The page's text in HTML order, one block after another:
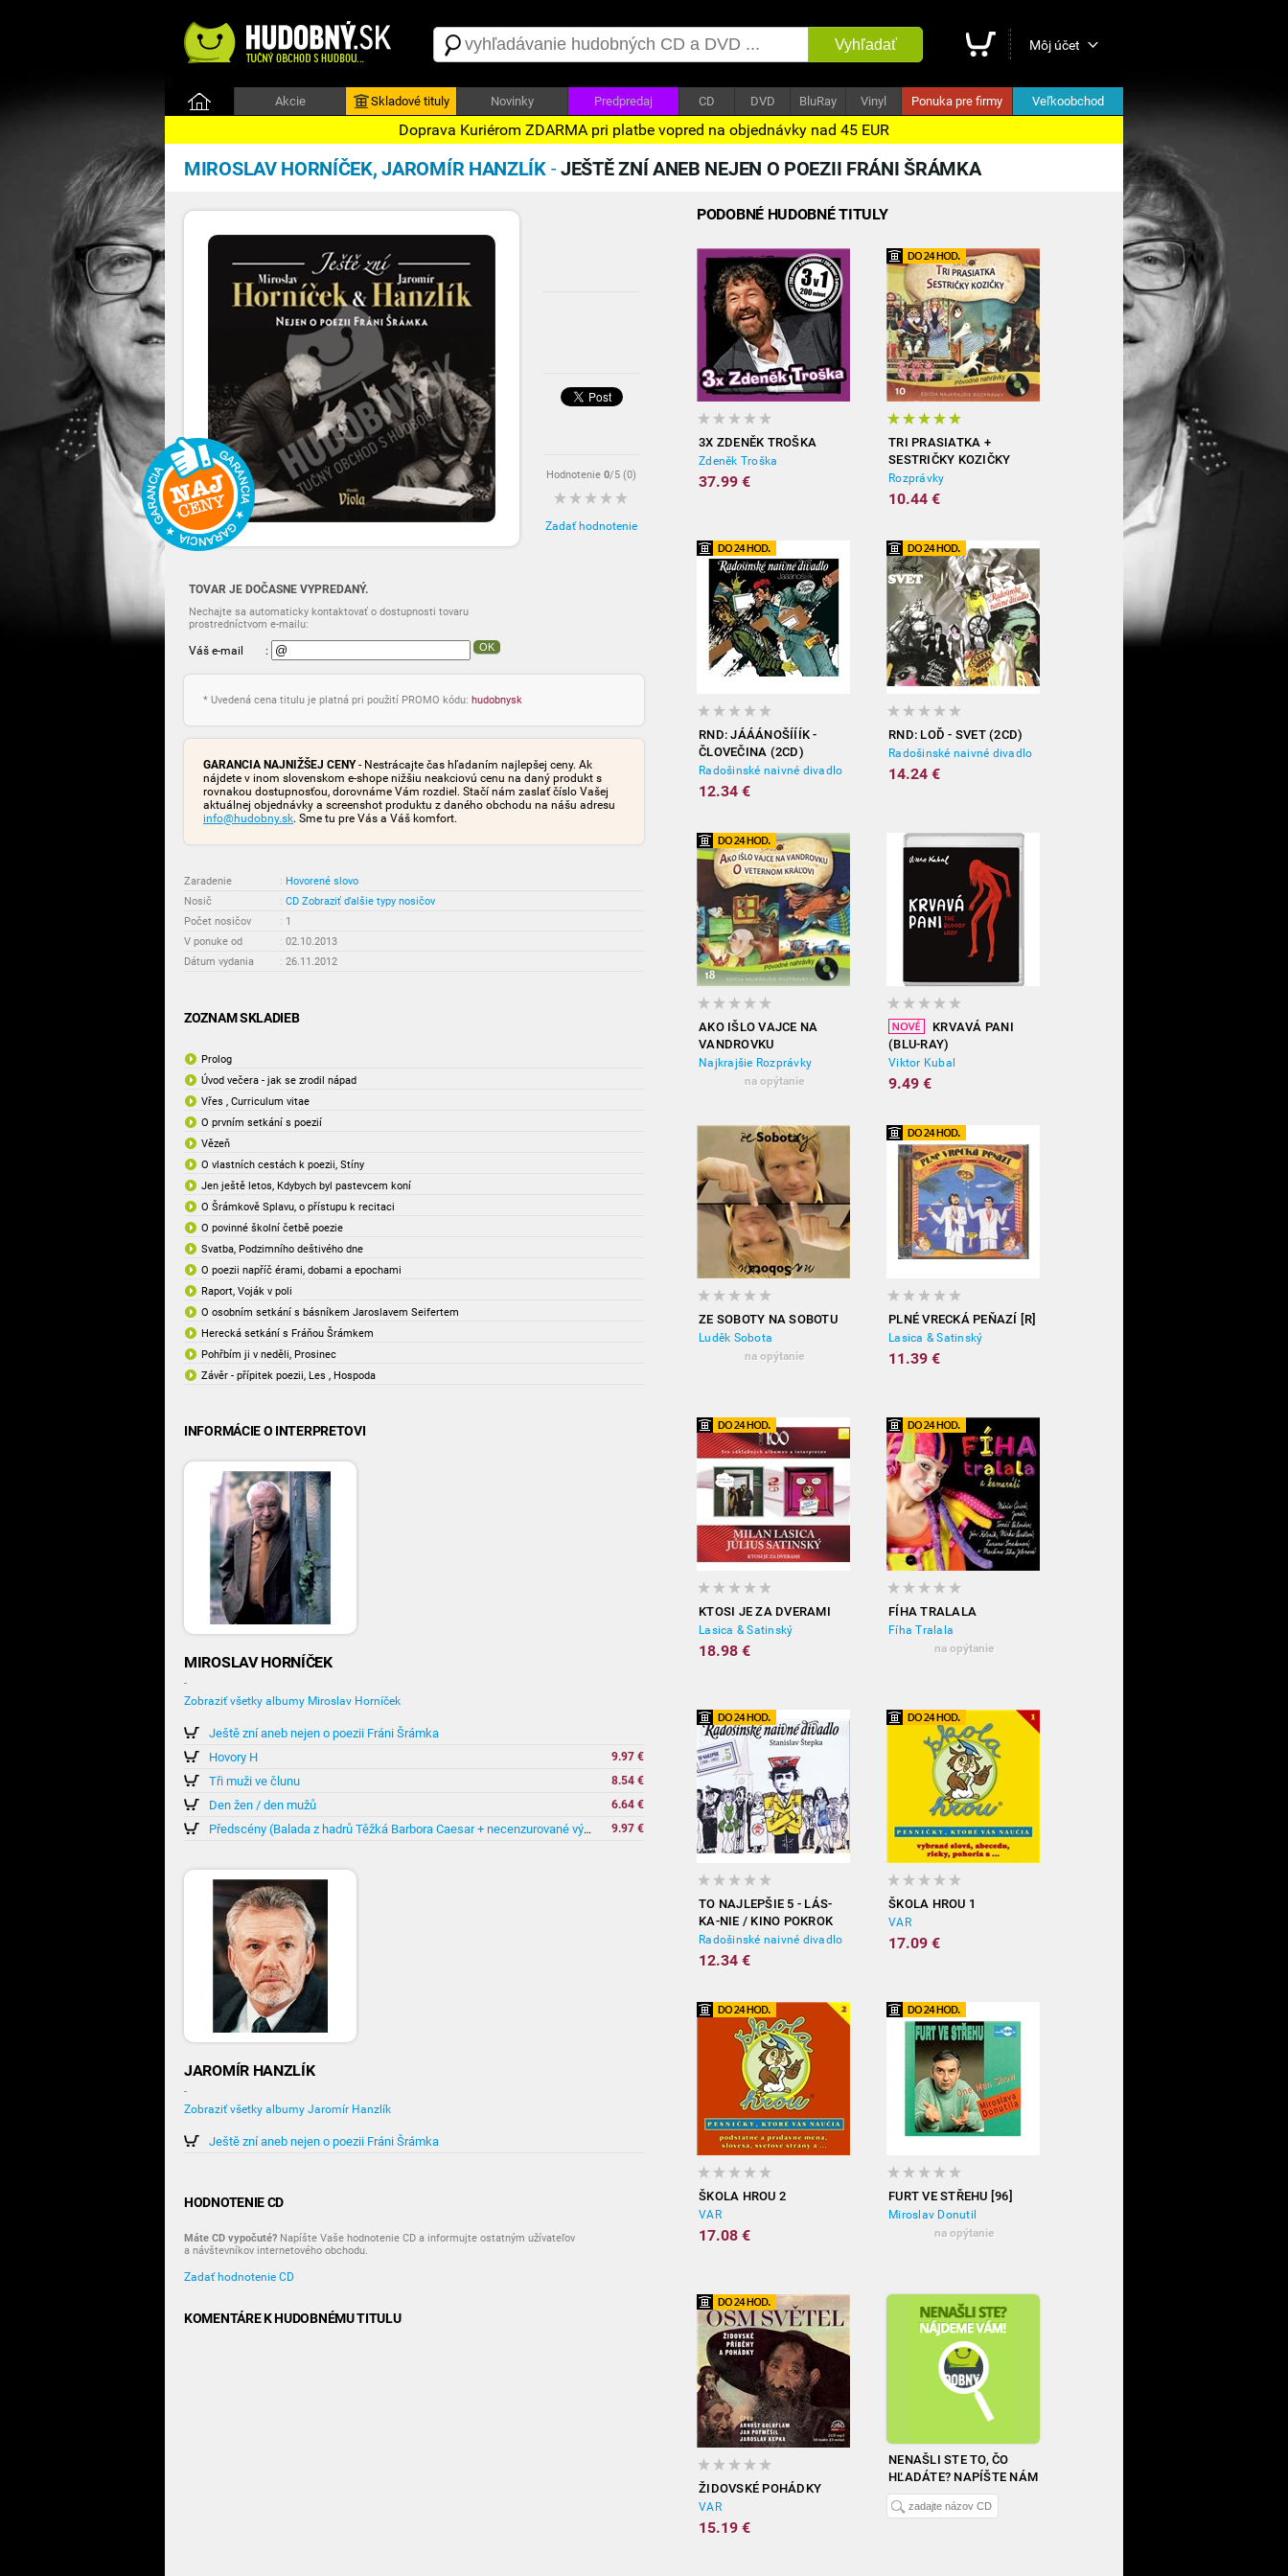
Vyhľadať Môj účet
Akcie Skladové tituly Novinky Predpredaj CD DVD BluRay Vinyl Ponuka pre firmy Veľkoobchod
Doprava Kuriérom ZDARMA pri platbe vopred na objednávky nad 45 EUR
MIROSLAV HORNÍČEK, JAROMÍR HANZLÍK-JEŠTĚ ZNÍ ANEB NEJEN O POEZII FRÁNI ŠRÁMKA
Hodnotenie 0/5 (0)
Zadať hodnotenie
TOVAR JE DOČASNE VYPREDANÝ.
Nechajte sa automaticky kontaktovať o dostupnosti tovaru
prostredníctvom e-mailu:
Váš e-mail : OK
* Uvedená cena titulu je platná pri použití PROMO kódu: hudobnysk
GARANCIA NAJNIŽŠEJ CENY- Nestrácajte čas hľadaním najlepšej ceny. Ak
nájdete v inom slovenskom e-shope nižšiu neakciovú cenu na daný produkt s
rovnakou dostupnosťou, dorovnáme Vám rozdiel. Stačí nám zaslať číslo Vašej
aktuálnej objednávky a screenshot produktu z daného obchodu na nášu adresu
info@hudobny.sk. Sme tu pre Vás a Váš komfort.
Zaradenie : Hovorené slovo
Nosič
: CD Zobraziť ďalšie typy nosičov
Počet nosičov
: 1
V ponuke od
: 02.10.2013
Dátum vydania
: 26.11.2012
ZOZNAM SKLADIEB
Prolog
Úvod večera - jak se zrodil nápad
Vřes , Curriculum vitae
O prvním setkání s poezií
Vězeň
O vlastních cestách k poezii, Stíny
Jen ještě letos, Kdybych byl pastevcem koní
O Šrámkově Splavu, o přístupu k recitaci
O povinné školní četbě poezie
Svatba, Podzimního deštivého dne
O poezii napříč érami, dobami a epochami
Raport, Voják v poli
O osobním setkání s básníkem Jaroslavem Seifertem
Herecká setkání s Fráňou Šrámkem
Pohřbím ji v neděli, Prosinec
Závěr - přípitek poezii, Les , Hospoda
INFORMÁCIE O INTERPRETOVI
MIROSLAV HORNÍČEK
-
Zobraziť všetky albumy Miroslav Horníček
Ještě zní aneb nejen o poezii Fráni Šrámka
vypredané
Hovory H 9.97 €
Tři muži ve člunu 8.54 €
Den žen / den mužů
6.64 €
Předscény (Balada z hadrů Těžká Barbora Caesar + necenzurované výstupy)
9.97 €
JAROMÍR HANZLÍK
-
Zobraziť všetky albumy Jaromír Hanzlík
Ještě zní aneb nejen o poezii Fráni Šrámka
HODNOTENIE CD
Máte CD vypočuté? Napíšte Vaše hodnotenie CD a informujte ostatným užívateľov
a návštevníkov internetového obchodu.
Zadať hodnotenie CD
KOMENTÁRE K HUDOBNÉMU TITULU
PODOBNÉ HUDOBNÉ TITULY
3X ZDENĚK TROŠKA
Zdeněk Troška
37.99 €
TRI PRASIATKA +
SESTRIČKY KOZIČKY
Rozprávky
10.44 €
RND: JÁÁÁNOŠÍÍÍK -
ČLOVEČINA (2CD)
Radošinské naivné divadlo
12.34 €
RND: LOĎ - SVET (2CD)
Radošinské naivné divadlo
14.24 €
AKO IŠLO VAJCE NA
VANDROVKU
Najkrajšie Rozprávky
na opýtanie
KRVAVÁ PANI
(BLU-RAY)
Viktor Kubal
9.49 €
ZE SOBOTY NA SOBOTU
Luděk Sobota
na opýtanie
PLNÉ VRECKÁ PEŇAZÍ [R]
Lasica & Satinský
11.39 €
KTOSI JE ZA DVERAMI
Lasica & Satinský
18.98 €
FÍHA TRALALA
Fíha Tralala
na opýtanie
TO NAJLEPŠIE 5 - LÁS-
KA-NIE / KINO POKROK
Radošinské naivné divadlo
12.34 €
ŠKOLA HROU 1
VAR
17.09 €
ŠKOLA HROU 2
VAR
17.08 €
FURT VE STŘEHU [96]
Miroslav Donutil
na opýtanie
ŽIDOVSKÉ POHÁDKY
VAR
15.19 €
NENAŠLI STE TO, ČO
HĽADÁTE? NAPÍŠTE NÁM